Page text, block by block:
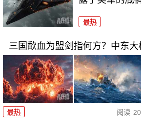
最热
三国歃血为盟剑指何方？中东大
最热 阅读